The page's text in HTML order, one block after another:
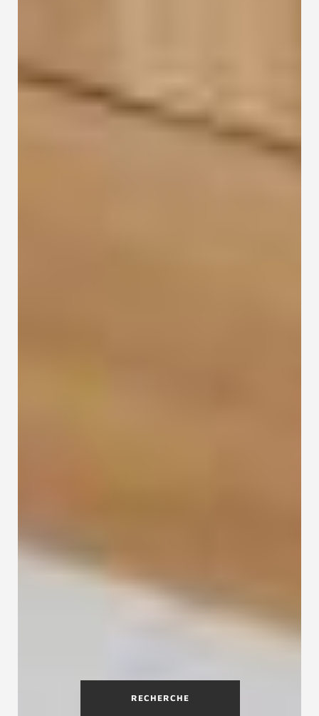
RECHERCHE